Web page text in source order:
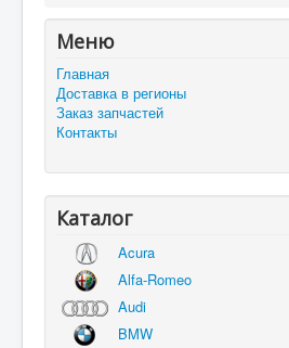
Меню
Главная
Доставка в регионы
Заказ запчастей
Контакты
Каталог
Acura
Alfa-Romeo
Audi
BMW